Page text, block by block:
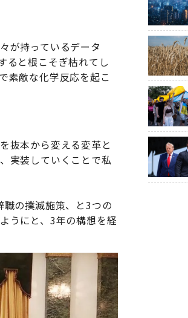
が持っているデータ
ると根こそぎ枯れてし
素敵な化学反応を起こ
抜本から変える変革と
実装していくことで私
の撲滅施策、と3つの
うにと、3年の構想を経